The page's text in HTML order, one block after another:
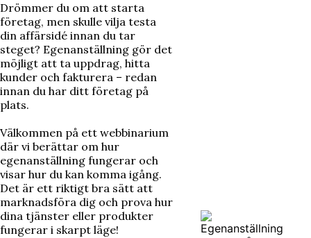
Drömmer du om att starta
företag, men skulle vilja testa
din affärsidé innan du tar
steget? Egenanställning gör det
möjligt att ta uppdrag, hitta
kunder och fakturera – redan
innan du har ditt företag på
plats.
Välkommen på ett webbinarium
där vi berättar om hur
egenanställning fungerar och
visar hur du kan komma igång.
Det är ett riktigt bra sätt att
marknadsföra dig och prova hur
dina tjänster eller produkter
fungerar i skarpt läge!